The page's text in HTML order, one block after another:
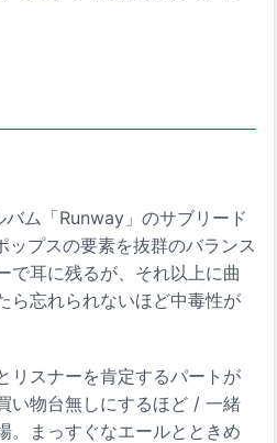
ム「Runway」のサブリード
プスの要素を抜群のバランス
で耳に残るが、それ以上に曲
ら忘れられないほど中毒性が
リスナーを肯定するパートが
い物台無しにするほど / 一緒
。まっすぐなエールとときめ